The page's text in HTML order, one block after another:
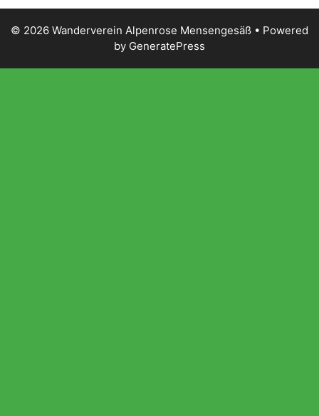
© 2026 Wanderverein Alpenrose Mensengesäß • Powered
by GeneratePress